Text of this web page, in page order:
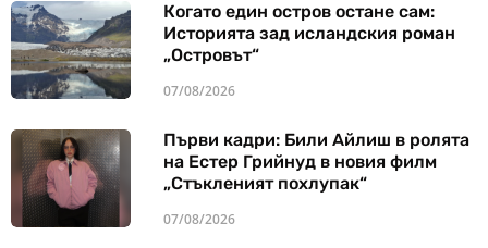
Когато един остров остане сам:
Историята зад исландския роман
„Островът“
07/08/2026
Първи кадри: Били Айлиш в ролята
на Естер Грийнуд в новия филм
„Стъкленият похлупак“
07/08/2026